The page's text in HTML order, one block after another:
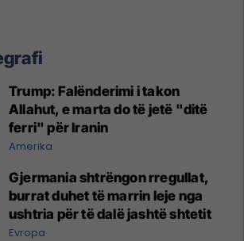
Trump: Falënderimi i takon
Allahut, e marta do të jetë "ditë
ferri" për Iranin
Amerika
Gjermania shtrëngon rregullat,
burrat duhet të marrin leje nga
ushtria për të dalë jashtë shtetit
Evropa